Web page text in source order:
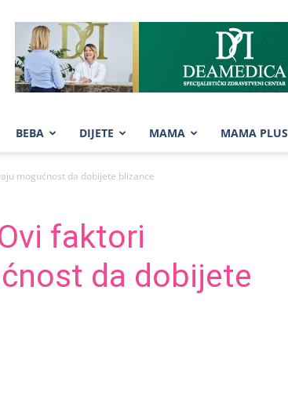
BEBA DIJETE MAMA MAMA PLUS
mogućnost da dobijete blizance
faktori
da dobijete